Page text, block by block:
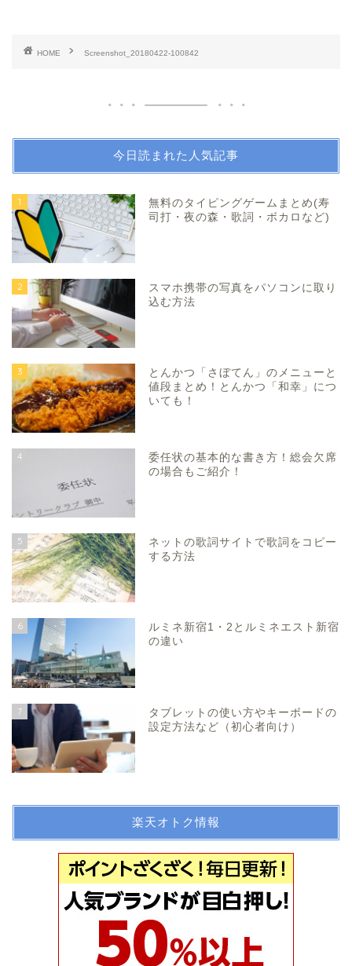
HOME Screenshot_20180422-100842
今日読まれた人気記事
1
無料のタイピングゲームまとめ(寿
司打・夜の森・歌詞・ボカロなど)
2
スマホ携帯の写真をパソコンに取り
込む方法
3
とんかつ「さぼてん」のメニューと
値段まとめ！とんかつ「和幸」につ
いても！
4
委任状の基本的な書き方！総会欠席
の場合もご紹介！
5
ネットの歌詞サイトで歌詞をコピー
する方法
6
ルミネ新宿1・2とルミネエスト新宿
の違い
7
タブレットの使い方やキーボードの
設定方法など（初心者向け）
楽天オトク情報